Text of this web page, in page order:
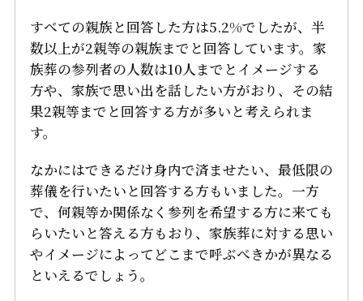
すべての親族と回答した方は5.2%でしたが、半
数以上が2親等の親族までと回答しています。家
族葬の参列者の人数は10人までとイメージする
方や、家族で思い出を話したい方がおり、その結
果2親等までと回答する方が多いと考えられま
す。
なかにはできるだけ身内で済ませたい、最低限の
葬儀を行いたいと回答する方もいました。一方
で、何親等か関係なく参列を希望する方に来ても
らいたいと答える方もおり、家族葬に対する思い
やイメージによってどこまで呼ぶべきかが異なる
といえるでしょう。